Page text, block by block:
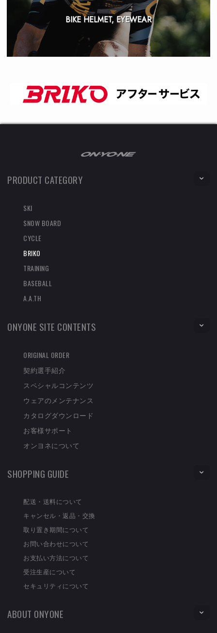
BIKE HELMET, EYEWEAR
PRODUCT CATEGORY
SKI
SNOW BOARD
CYCLE
BRIKO
TRAINING
BASEBALL
A.A.TH
ONYONE SITE CONTENTS
ORIGINAL ORDER
契約選手紹介
スペシャルコンテンツ
ウェアのメンテナンス
カタログダウンロード
お客様サポート
オンヨネについて
SHOPPING GUIDE
配送・送料について
キャンセル・返品・交換
取り置き期間について
お問い合わせについて
お支払い方法について
受注生産について
セキュリティについて
ABOUT ONYONE